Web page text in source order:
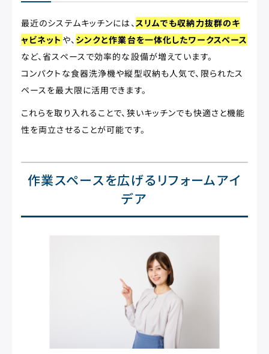
最近のシステムキッチンには、スリムでも収納力抜群のキ
ャビネット や、 シンクと作業台を一体化したワークスペース
など、省スペースで効率的な設備が増えています。
コンパクトな食器洗浄機や縦型収納も人気で、限られたス
ペースを最大限に活用できます。
これらを取り入れることで、狭いキッチンでも快適さと機能
性を両立させることが可能です。
作業スペースを広げるリフォームアイ
デア